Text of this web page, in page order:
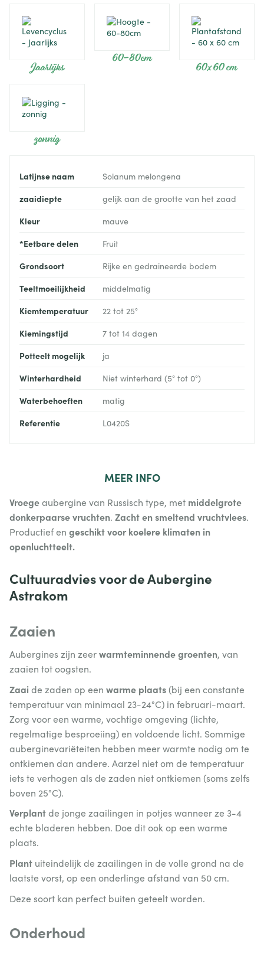
Jaarlijks
60-80cm
60 x 60 cm
zonnig
Latijnse naam Solanum melongena
zaaidiepte gelijk aan de grootte van het zaad
Kleur mauve
*Eetbare delen Fruit
Grondsoort Rijke en gedraineerde bodem
Teeltmoeilijkheid middelmatig
Kiemtemperatuur 22 tot 25°
Kiemingstijd 7 tot 14 dagen
Potteelt mogelijk ja
Winterhardheid Niet winterhard (5° tot 0°)
Waterbehoeften matig
Referentie L0420S
MEER INFO
Vroegeaubergine van Russisch type, met middelgrote
donkerpaarse vruchten. Zacht en smeltend vruchtvlees.
Productief en geschikt voor koelere klimaten in
openluchtteelt.
Cultuuradvies voor de Aubergine
Astrakom
Zaaien
Aubergines zijn zeerwarmteminnende groenten, van
zaaien tot oogsten.
Zaaide zaden op een warme plaats(bij een constante
temperatuur van minimaal 23-24°C) in februari-maart.
Zorg voor een warme, vochtige omgeving (lichte,
regelmatige besproeiing) en voldoende licht. Sommige
auberginevariëteiten hebben meer warmte nodig om te
ontkiemen dan andere. Aarzel niet om de temperatuur
iets te verhogen als de zaden niet ontkiemen (soms zelfs
boven 25°C).
Verplantde jonge zaailingen in potjes wanneer ze 3-4
echte bladeren hebben. Doe dit ook op een warme
plaats.
Plant uiteindelijk de zaailingen in de volle grond na de
laatste vorst, op een onderlinge afstand van 50 cm.
Deze soort kan perfect buiten geteelt worden.
Onderhoud